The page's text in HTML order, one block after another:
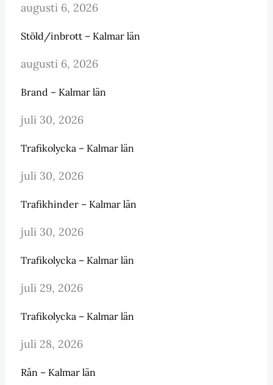
augusti 6, 2026
Stöld/inbrott – Kalmar län
augusti 6, 2026
Brand – Kalmar län
juli 30, 2026
Trafikolycka – Kalmar län
juli 30, 2026
Trafikhinder – Kalmar län
juli 30, 2026
Trafikolycka – Kalmar län
juli 29, 2026
Trafikolycka – Kalmar län
juli 28, 2026
Rån – Kalmar län